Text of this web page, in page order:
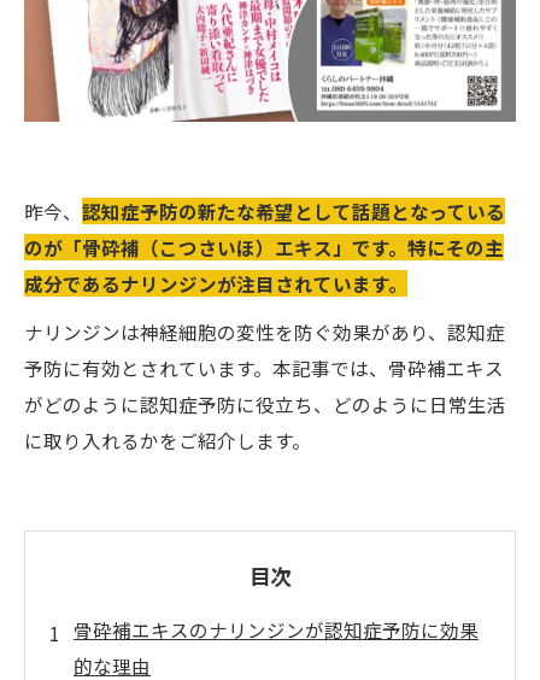
昨今、 認知症予防の新たな希望として話題となっている
のが「骨砕補（こつさいほ）エキス」です。特にその主
成分であるナリンジンが注目されています。
ナリンジンは神経細胞の変性を防ぐ効果があり、認知症
予防に有効とされています。本記事では、骨砕補エキス
がどのように認知症予防に役立ち、どのように日常生活
に取り入れるかをご紹介します。
目次
骨砕補エキスのナリンジンが認知症予防に効果
的な理由